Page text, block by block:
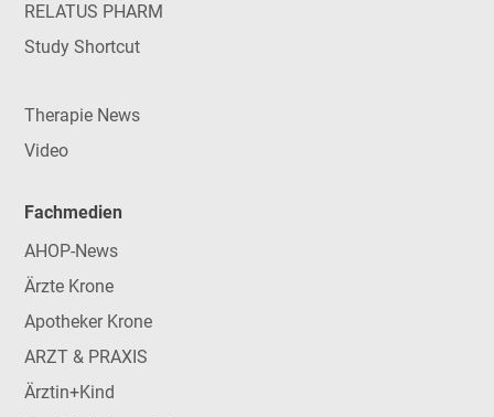
RELATUS PHARM
Study Shortcut
Therapie News
Video
Fachmedien
AHOP-News
Ärzte Krone
Apotheker Krone
ARZT & PRAXIS
Ärztin+Kind